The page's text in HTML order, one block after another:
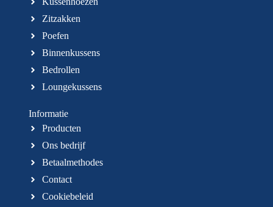
Zitzakken
Poefen
Binnenkussens
Bedrollen
Loungekussens
Informatie
Producten
Ons bedrijf
Betaalmethodes
Contact
Cookiebeleid